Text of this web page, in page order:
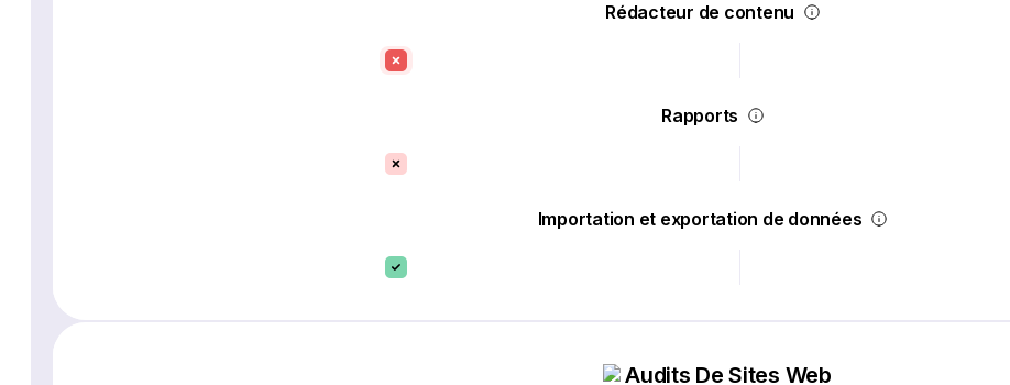
Rédacteur de contenu
Rapports
Importation et exportation de données
Audits De Sites Web